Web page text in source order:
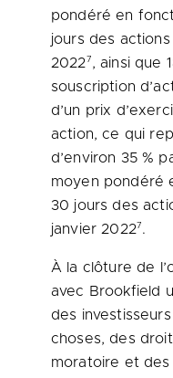
pondéré en
jours des
2022 7 , ainsi que
souscription
d’un prix
action, ce qui
d’environ 35 %
moyen pondéré
30 jours des
janvier 20227 .
À la clôture de
avec Brookfield
des
choses, des
moratoire et